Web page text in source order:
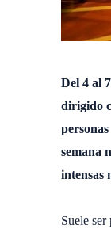
Del 4 al
dirigido
semana
intensas
Suele